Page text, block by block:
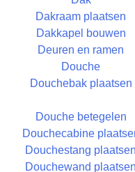
Dakraam plaatsen
Dakkapel bouwen
Deuren en ramen
Douche
Douchebak plaatsen
Douche betegelen
Douchecabine
Douchestang plaatsen
Douchewand plaatsen